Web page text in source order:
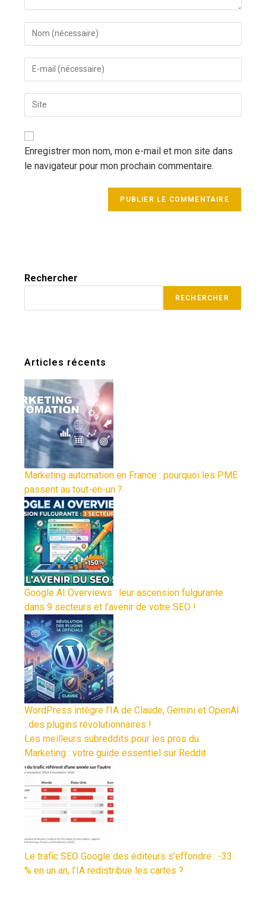
Enregistrer mon nom, mon e-mail et mon site dans
le navigateur pour mon prochain commentaire.
Rechercher
RECHERCHER
Articles récents
Marketing automation en France : pourquoi les PME
passent au tout-en-un ?
Google AI Overviews : leur ascension fulgurante
dans 9 secteurs et l’avenir de votre SEO !
WordPress intègre l’IA de Claude, Gemini et OpenAI
: des plugins révolutionnaires !
Les meilleurs subreddits pour les pros du
Marketing : votre guide essentiel sur Reddit
Le trafic SEO Google des éditeurs s’effondre : -33
% en un an, l’IA redistribue les cartes ?